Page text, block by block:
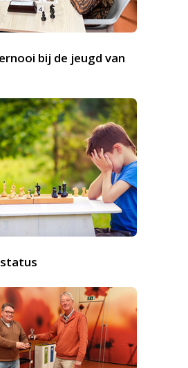
bij de jeugd van